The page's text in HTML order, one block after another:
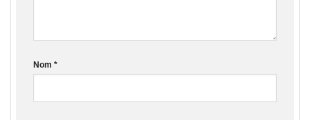
Nom *